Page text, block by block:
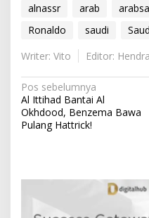
alnassr
arab
Ronaldo
saudi
Writer: Vito
Editor: Hendra
N
a
v
Pos sebelumnya
Al Ittihad Bantai Al
Okhdood, Benzema Bawa
Pulang Hattrick!